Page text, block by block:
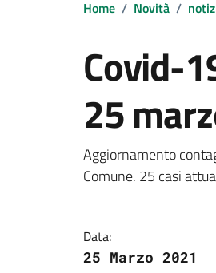
Home / Novità /
Covid-
25
Dettagli
Aggiornamento
Comune. 25 casi
Data:
25 Marzo 2021